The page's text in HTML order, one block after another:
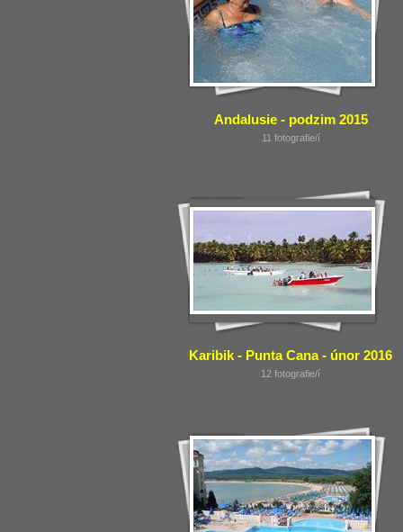
Andalusie - podzim 2015
11 fotografie/í
Karibik - Punta Cana - únor 2016
12 fotografie/í